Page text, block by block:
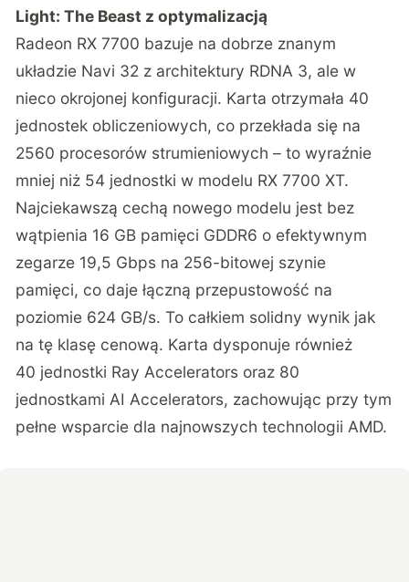
Light: The Beast z optymalizacją
Radeon RX 7700 bazuje na dobrze znanym
układzie Navi 32 z architektury RDNA 3, ale w
nieco okrojonej konfiguracji. Karta otrzymała 40
jednostek obliczeniowych, co przekłada się na
2560 procesorów strumieniowych – to wyraźnie
mniej niż 54 jednostki w modelu RX 7700 XT.
Najciekawszą cechą nowego modelu jest bez
wątpienia 16 GB pamięci GDDR6 o efektywnym
zegarze 19,5 Gbps na 256-bitowej szynie
pamięci, co daje łączną przepustowość na
poziomie 624 GB/s. To całkiem solidny wynik jak
na tę klasę cenową. Karta dysponuje również
40 jednostki Ray Accelerators oraz 80
jednostkami AI Accelerators, zachowując przy tym
pełne wsparcie dla najnowszych technologii AMD.